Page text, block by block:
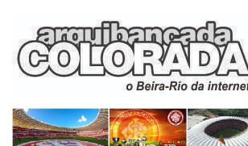
content
Arquibancada